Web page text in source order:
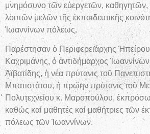
μνημόσυνο τῶν εὐεργετῶν,
λοιπῶν μελῶν τῆς ἐκπαιδευτικῆς
Ἰωαννίνων πόλεως.
Παρέστησαν ὁ Περιφερειάρχης
Καχριμάνης, ὁ ἀντιδήμαρχος
Ἀϊβατίδης, ἡ νέα πρύτανις τοῦ
Μπατιστάτου, ἡ πρώην πρύτανις τοῦ
Πολυτεχνείου κ. Μαροπούλου,
καθώς καί μαθητές καί μαθήτριες τῶν
πόλεως τῶν Ἰωαννίνων.